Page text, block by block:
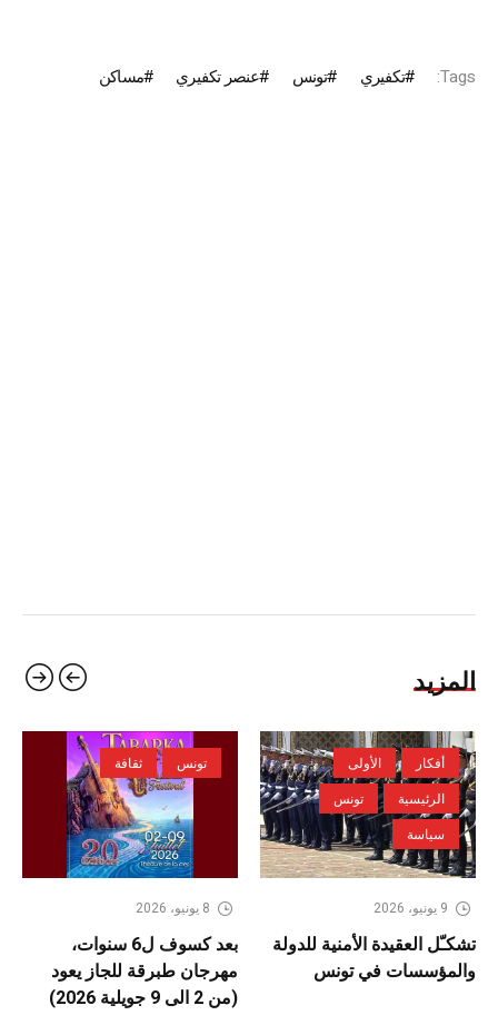
Tags: تكفيري تونس عنصر تكفيري مساكن
المزيد
أفكار
الأولى
الرئيسية
تونس
سياسة
9 يونيو، 2026
تشكـّل العقيدة الأمنية للدولة
والمؤسسات في تونس
تونس ثقافة
8 يونيو، 2026
بعد كسوف ل6 سنوات،
مهرجان طبرقة للجاز يعود
(من 2 الى 9 جويلية 2026)